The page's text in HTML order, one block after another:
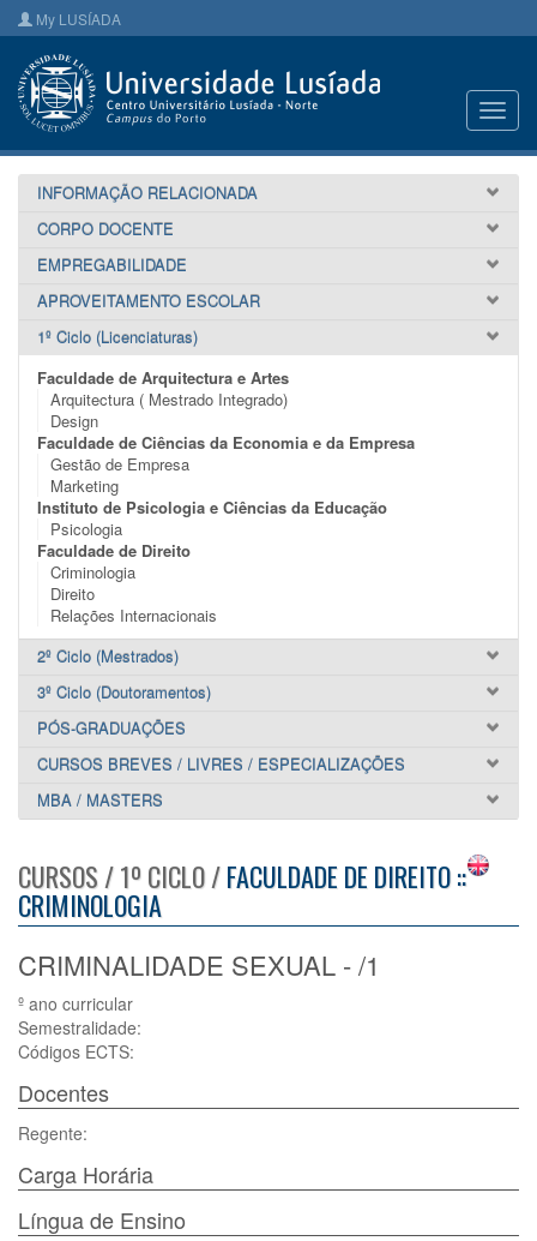
My LUSÍADA
INFORMAÇÃO RELACIONADA
CORPO DOCENTE
EMPREGABILIDADE
APROVEITAMENTO ESCOLAR
1º Ciclo (Licenciaturas)
Faculdade de Arquitectura e Artes
Arquitectura ( Mestrado Integrado)
Design
Faculdade de Ciências da Economia e da Empresa
Gestão de Empresa
Marketing
Instituto de Psicologia e Ciências da Educação
Psicologia
Faculdade de Direito
Criminologia
Direito
Relações Internacionais
2º Ciclo (Mestrados)
3º Ciclo (Doutoramentos)
PÓS-GRADUAÇÕES
CURSOS BREVES / LIVRES / ESPECIALIZAÇÕES
MBA / MASTERS
CURSOS / 1º CICLO /FACULDADE DE DIREITO ::
CRIMINOLOGIA
CRIMINALIDADE SEXUAL - /1
º ano curricular
Semestralidade:
Códigos ECTS:
Docentes
Regente:
Carga Horária
Língua de Ensino